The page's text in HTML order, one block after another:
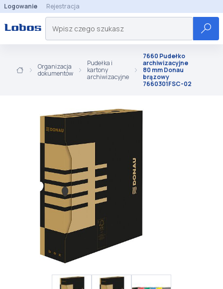
Logowanie Rejestracja
Organizacja
dokumentów
Pudełka i
kartony
archiwizacyjne
7660 Pudełko
archiwizacyjne
80 mm Donau
brązowy
7660301FSC-02